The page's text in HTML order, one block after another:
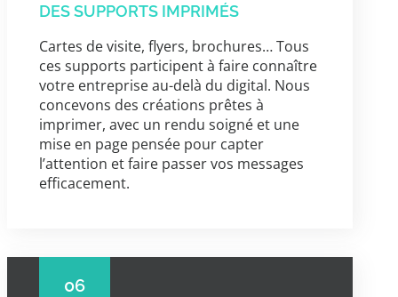
DES SUPPORTS IMPRIMÉS
Cartes de visite, flyers, brochures… Tous
ces supports participent à faire connaître
votre entreprise au-delà du digital. Nous
concevons des créations prêtes à
imprimer, avec un rendu soigné et une
mise en page pensée pour capter
l’attention et faire passer vos messages
efficacement.
06